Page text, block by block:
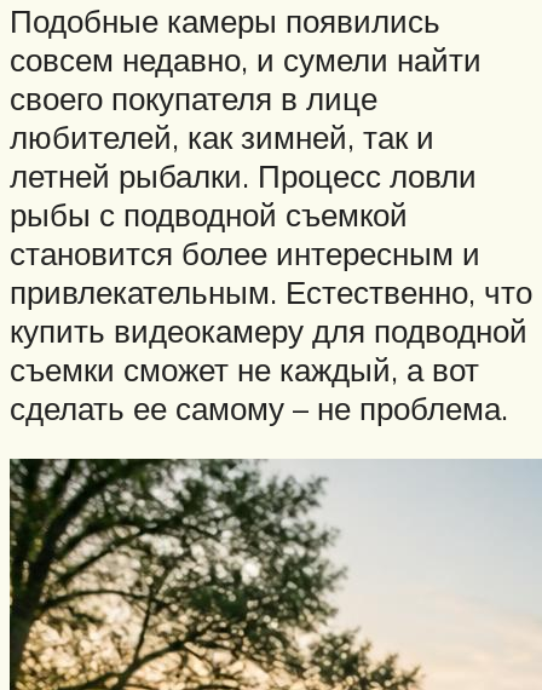
Подобные камеры появились
совсем недавно, и сумели найти
своего покупателя в лице
любителей, как зимней, так и
летней рыбалки. Процесс ловли
рыбы с подводной съемкой
становится более интересным и
привлекательным. Естественно, что
купить видеокамеру для подводной
съемки сможет не каждый, а вот
сделать ее самому – не проблема.